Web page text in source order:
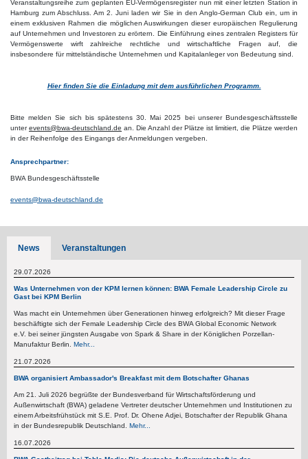
Veranstaltungsreihe zum geplanten EU-Vermögensregister nun mit einer letzten Station in
Hamburg zum Abschluss. Am 2. Juni laden wir Sie in den Anglo-German Club ein, um in
einem exklusiven Rahmen die möglichen Auswirkungen dieser europäischen Regulierung
auf Unternehmen und Investoren zu erörtern. Die Einführung eines zentralen Registers für
Vermögenswerte wirft zahlreiche rechtliche und wirtschaftliche Fragen auf, die
insbesondere für mittelständische Unternehmen und Kapitalanleger von Bedeutung sind.
Hier finden Sie die Einladung mit dem ausführlichen Programm.
Bitte melden Sie sich bis spätestens 30. Mai 2025 bei unserer Bundesgeschäftsstelle
unterevents@bwa-deutschland.de an. Die Anzahl der Plätze ist limitiert, die Plätze werden
in der Reihenfolge des Eingangs der Anmeldungen vergeben.
Ansprechpartner:
BWA Bundesgeschäftsstelle
events@bwa-deutschland.de
News Veranstaltungen
29.07.2026
Was Unternehmen von der KPM lernen können: BWA Female Leadership Circle zu
Gast bei KPM Berlin
Was macht ein Unternehmen über Generationen hinweg erfolgreich? Mit dieser Frage
beschäftigte sich der Female Leadership Circle des BWA Global Economic Network
e.V. bei seiner jüngsten Ausgabe von Spark & Share in der Königlichen Porzellan-
Manufaktur Berlin. Mehr...
21.07.2026
BWA organisiert Ambassador's Breakfast mit dem Botschafter Ghanas
Am 21. Juli 2026 begrüßte der Bundesverband für Wirtschaftsförderung und
Außenwirtschaft (BWA) geladene Vertreter deutscher Unternehmen und Institutionen zu
einem Arbeitsfrühstück mit S.E. Prof. Dr. Ohene Adjei, Botschafter der Republik Ghana
in der Bundesrepublik Deutschland. Mehr...
16.07.2026